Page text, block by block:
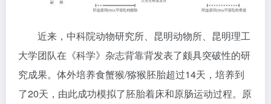
近来，中科院动物研究所、昆明动物所、昆明理工
大学团队在《科学》杂志背靠背发表了颇具突破性的研
究成果。体外培养食蟹猴/猕猴胚胎超过14天，培养到
了20天，由此成功模拟了胚胎着床和原肠运动过程。原